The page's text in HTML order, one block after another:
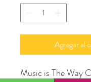
Agregar al
Music is The Way